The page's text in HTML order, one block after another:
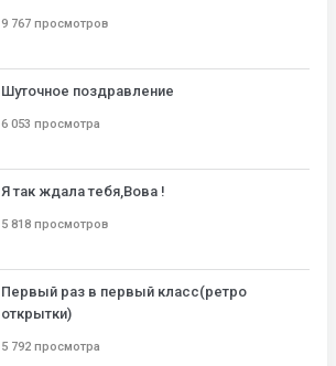
9 767 просмотров
Шуточное поздравление
6 053 просмотра
Я так ждала тебя,Вова !
5 818 просмотров
Первый раз в первый класс(ретро
открытки)
5 792 просмотра